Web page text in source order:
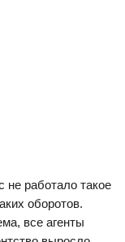
не работало такое
оборотов.
все агенты